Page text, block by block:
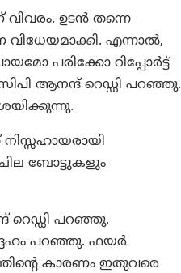
ഉടൻ തന്നെ
എന്നാൽ,
പരിക്കോ റിപ്പോർട്ട്
ആനന്ദ് റെഡ്ഡി പറഞ്ഞു.
ബോട്ടുകളും
റെഡ്ഡി പറഞ്ഞു.
പറഞ്ഞു. ഫയർ
കാരണം ഇതുവരെ